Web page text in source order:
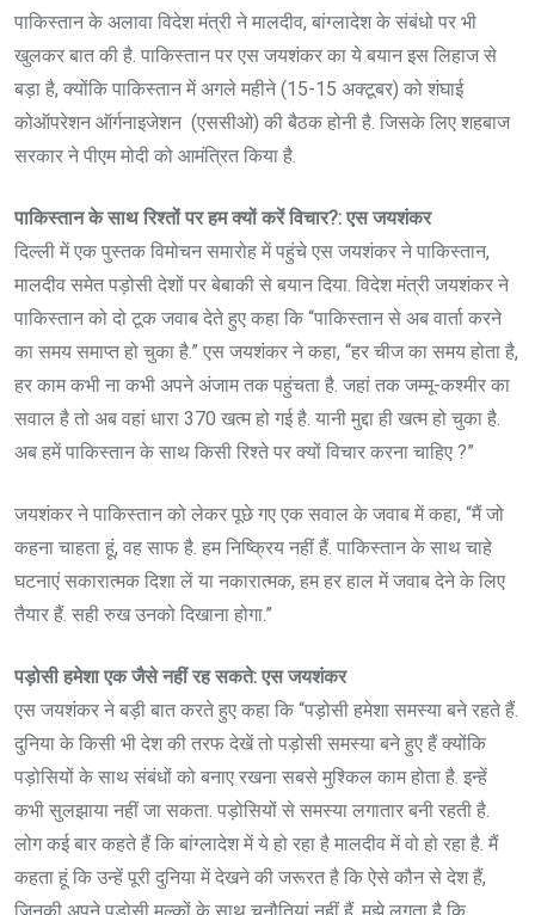
पाकिस्तान के अलावा विदेश मंत्री ने मालदीव, बांग्लादेश के संबंधो पर भी
खुलकर बात की है. पाकिस्तान पर एस जयशंकर का ये बयान इस लिहाज से
बड़ा है, क्योंकि पाकिस्तान में अगले महीने (15-15 अक्टूबर) को शंघाई
कोऑपरेशन ऑर्गनाइजेशन (एससीओ) की बैठक होनी है. जिसके लिए शहबाज
सरकार ने पीएम मोदी को आमंत्रित किया है.
पाकिस्तान के साथ रिश्तों पर हम क्यों करें विचार?: एस जयशंकर
दिल्ली में एक पुस्तक विमोचन समारोह में पहुंचे एस जयशंकर ने पाकिस्तान,
मालदीव समेत पड़ोसी देशों पर बेबाकी से बयान दिया. विदेश मंत्री जयशंकर ने
पाकिस्तान को दो टूक जवाब देते हुए कहा कि “पाकिस्तान से अब वार्ता करने
का समय समाप्त हो चुका है.” एस जयशंकर ने कहा, “हर चीज का समय होता है,
हर काम कभी ना कभी अपने अंजाम तक पहुंचता है. जहां तक जम्मू-कश्मीर का
सवाल है तो अब वहां धारा 370 खत्म हो गई है. यानी मुद्दा ही खत्म हो चुका है.
अब हमें पाकिस्तान के साथ किसी रिश्ते पर क्यों विचार करना चाहिए ?”
जयशंकर ने पाकिस्तान को लेकर पूछे गए एक सवाल के जवाब में कहा, “मैं जो
कहना चाहता हूं, वह साफ है. हम निष्क्रिय नहीं हैं. पाकिस्तान के साथ चाहे
घटनाएं सकारात्मक दिशा लें या नकारात्मक, हम हर हाल में जवाब देने के लिए
तैयार हैं. सही रुख उनको दिखाना होगा.”
पड़ोसी हमेशा एक जैसे नहीं रह सकते: एस जयशंकर
एस जयशंकर ने बड़ी बात करते हुए कहा कि “पड़ोसी हमेशा समस्या बने रहते हैं.
दुनिया के किसी भी देश की तरफ देखें तो पड़ोसी समस्या बने हुए हैं क्योंकि
पड़ोसियों के साथ संबंधों को बनाए रखना सबसे मुश्किल काम होता है. इन्हें
कभी सुलझाया नहीं जा सकता. पड़ोसियों से समस्या लगातार बनी रहती है.
लोग कई बार कहते हैं कि बांग्लादेश में ये हो रहा है मालदीव में वो हो रहा है. मैं
कहता हूं कि उन्हें पूरी दुनिया में देखने की जरूरत है कि ऐसे कौन से देश हैं,
जिनकी अपने पड़ोसी मुल्कों के साथ चुनौतियां नहीं हैं. मुझे लगता है कि